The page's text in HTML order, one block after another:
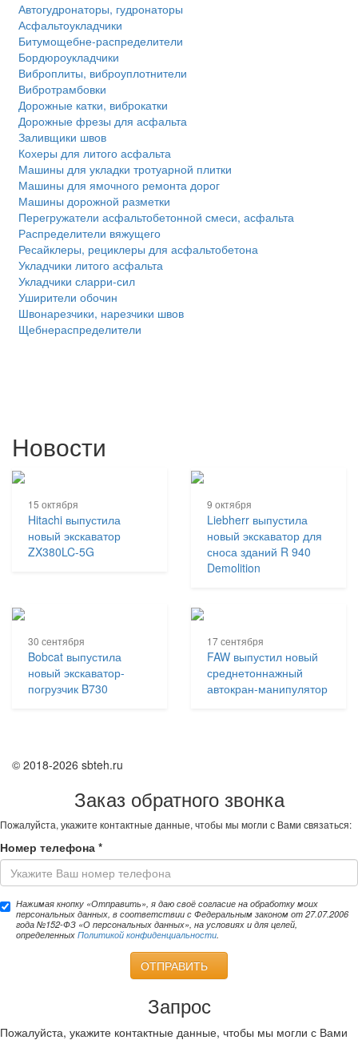
Автогудронаторы, гудронаторы
Асфальтоукладчики
Битумощебне-распределители
Бордюроукладчики
Виброплиты, виброуплотнители
Вибротрамбовки
Дорожные катки, виброкатки
Дорожные фрезы для асфальта
Заливщики швов
Кохеры для литого асфальта
Машины для укладки тротуарной плитки
Машины для ямочного ремонта дорог
Машины дорожной разметки
Перегружатели асфальтобетонной смеси, асфальта
Распределители вяжущего
Ресайклеры, рециклеры для асфальтобетона
Укладчики литого асфальта
Укладчики сларри-сил
Уширители обочин
Швонарезчики, нарезчики швов
Щебнераспределители
Новости
15 октября
Hitachi выпустила
новый экскаватор
ZX380LC-5G
9 октября
Liebherr выпустила
новый экскаватор для
сноса зданий R 940
Demolition
30 сентября
Bobcat выпустила
новый экскаватор-
погрузчик B730
17 сентября
FAW выпустил новый
среднетоннажный
автокран-манипулятор
© 2018-2026 sbteh.ru
Заказ обратного звонка
Пожалуйста, укажите контактные данные, чтобы мы могли с Вами связаться:
Номер телефона *
Нажимая кнопку «Отправить», я даю своё согласие на обработку моих
персональных данных, в соответствии с Федеральным законом от 27.07.2006
года №152-ФЗ «О персональных данных», на условиях и для целей,
определенных Политикой конфиденциальности
ОТПРАВИТЬ
Запрос
Пожалуйста, укажите контактные данные, чтобы мы могли с Вами